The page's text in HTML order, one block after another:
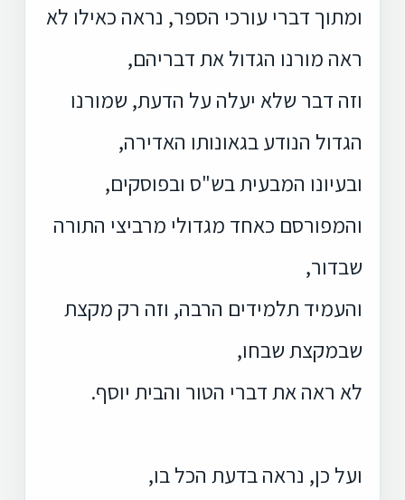
ומתוך דברי עורכי הספר, נראה כאילו לא
ראה מורנו הגדול את דבריהם,
וזה דבר שלא יעלה על הדעת, שמורנו
הגדול הנודע בגאונותו האדירה,
ובעיונו המבעית בש"ס ובפוסקים,
והמפורסם כאחד מגדולי מרביצי התורה
שבדור,
והעמיד תלמידים הרבה, וזה רק מקצת
שבמקצת שבחו,
לא ראה את דברי הטור והבית יוסף.
ועל כן, נראה בדעת הכל בו,